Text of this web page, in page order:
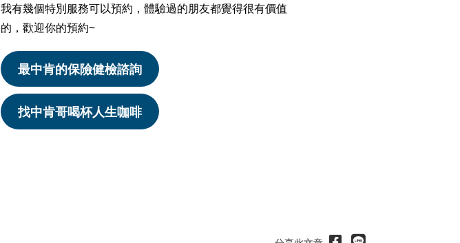
我有幾個特別服務可以預約，體驗過的朋友都覺得很有價值
的，歡迎你的預約~
最中肯的保險健檢諮詢
找中肯哥喝杯人生咖啡